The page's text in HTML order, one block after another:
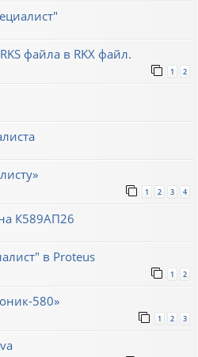
файла в RKX файл.
1 2
1 2 3 4
К589АП26
в Proteus
1 2
580»
1 2 3